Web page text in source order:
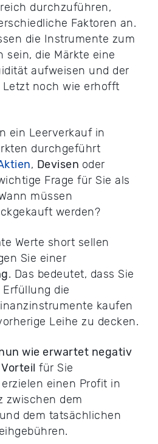
durchzuführen,
Faktoren an.
die Instrumente zum
sein, die Märkte eine
aufweisen und der
noch wie erhofft
ein Leerverkauf in
durchgeführt
, Devisen oder
Frage für Sie als
müssen
werden?
Werte short sellen
Sie einer
. Das bedeutet, dass Sie
die
kaufen
Leihe zu decken.
wie erwartet negativ
Vorteil für Sie
einen Profit in
zwischen dem
dem tatsächlichen